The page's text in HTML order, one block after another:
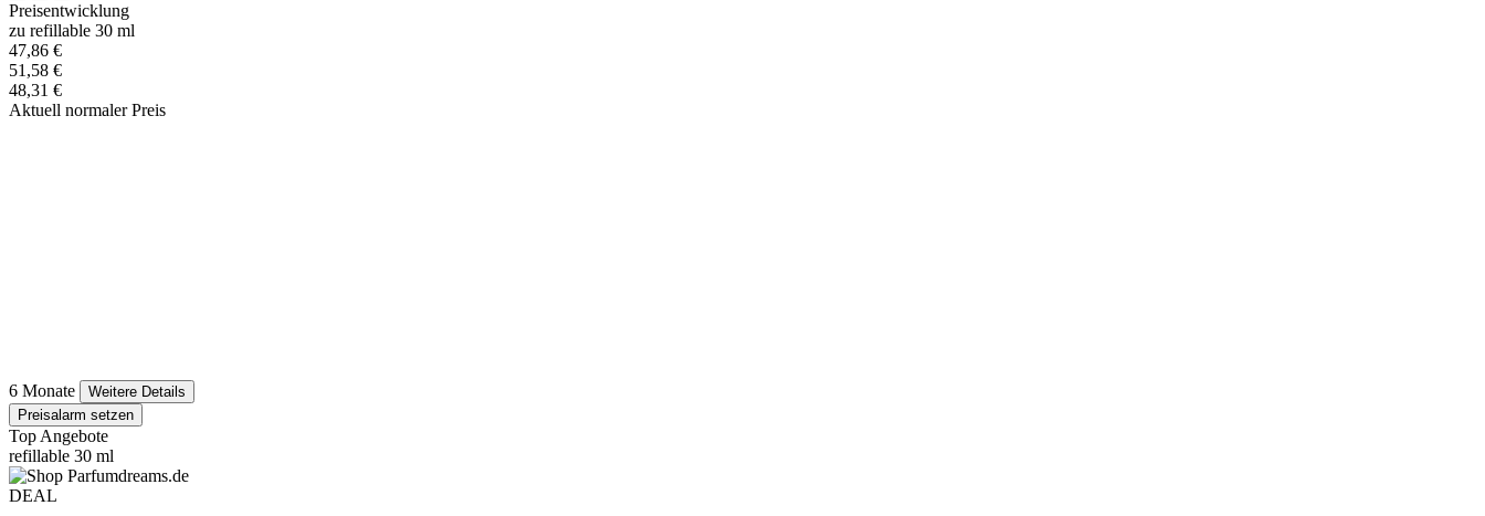
Preisentwicklung
zu refillable 30 ml
47,86 €
51,58 €
48,31 €
Aktuell normaler Preis
6 Monate
Weitere Details
Preisalarm setzen
Top Angebote
refillable 30 ml
DEAL